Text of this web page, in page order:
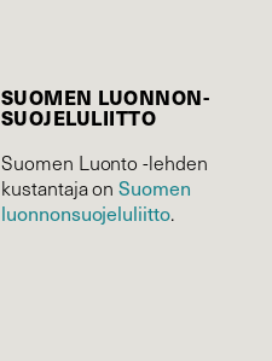
SUOMEN LUONNON­
SUOJELU­LIITTO
Suomen Luonto -lehden
kustantaja onSuomen
luonnonsuojelu­liitto.